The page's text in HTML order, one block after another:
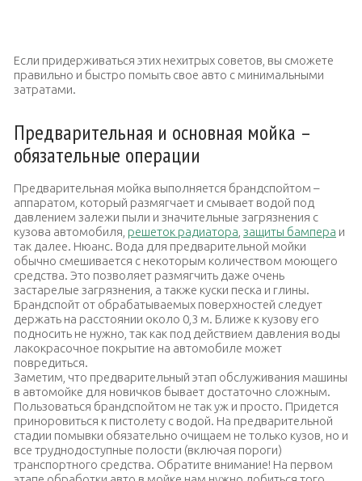
Если придерживаться этих нехитрых советов, вы сможете
правильно и быстро помыть свое авто с минимальными
затратами.
Предварительная и основная мойка –
обязательные операции
Предварительная мойка выполняется брандспойтом –
аппаратом, который размягчает и смывает водой под
давлением залежи пыли и значительные загрязнения с
кузова автомобиля, решеток радиатора защиты бампера и
так далее. Нюанс. Вода для предварительной мойки
обычно смешивается с некоторым количеством моющего
средства. Это позволяет размягчить даже очень
застарелые загрязнения, а также куски песка и глины.
Брандспойт от обрабатываемых поверхностей следует
держать на расстоянии около 0,3 м. Ближе к кузову его
подносить не нужно, так как под действием давления воды
лакокрасочное покрытие на автомобиле может
повредиться.
Заметим, что предварительный этап обслуживания машины
в автомойке для новичков бывает достаточно сложным.
Пользоваться брандспойтом не так уж и просто. Придется
приноровиться к пистолету с водой. На предварительной
стадии помывки обязательно очищаем не только кузов, но и
все труднодоступные полости (включая пороги)
транспортного средства. Обратите внимание! На первом